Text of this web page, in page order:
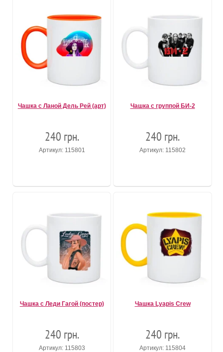
Чашка с Ланой Дель Рей (арт)
240 грн.
Артикул: 115801
Чашка с группой БИ-2
240 грн.
Артикул: 115802
Чашка с Леди Гагой (постер)
240 грн.
Артикул: 115803
Чашка Lyapis Crew
240 грн.
Артикул: 115804